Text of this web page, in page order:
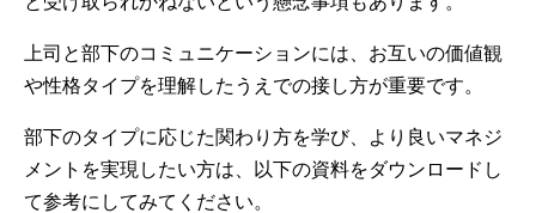
上司と部下のコミュニケーションには、お互いの価値観
や性格タイプを理解したうえでの接し方が重要です。
部下のタイプに応じた関わり方を学び、より良いマネジ
メントを実現したい方は、以下の資料をダウンロードし
て参考にしてみてください。